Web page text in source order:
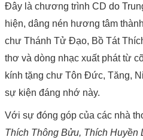
Đây là chương trình CD do
hiện, dâng nén hương tâm
chư Thánh Tử Đạo, Bồ Tát
thơ và dòng nhạc xuất phát từ
kính tặng chư Tôn Đức, Tăng,
sự kiện đáng nhớ này.
Với sự đóng góp của các nhà
Thích Thông Bửu, Thích Huyền